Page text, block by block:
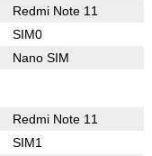
Redmi Note 11
SIM0
Nano SIM
Redmi Note 11
SIM1